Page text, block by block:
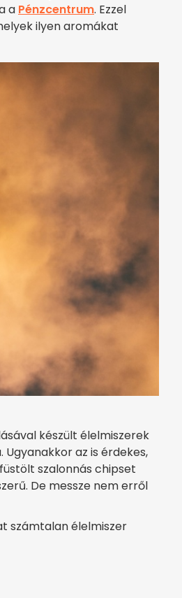
a Pénzcentrum. Ezzel
ilyen aromákat
készült élelmiszerek
az is érdekes,
szalonnás chipset
De messze nem erről
számtalan élelmiszer